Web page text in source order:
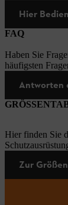
Hier
FAQ
Haben Sie
häufigsten
Antworten
Hier finden Sie
Zur